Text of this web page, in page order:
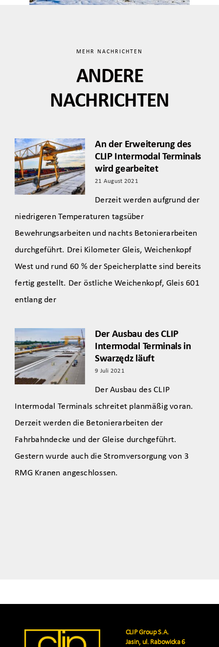
MEHR NACHRICHTEN
ANDERE
NACHRICHTEN
An der Erweiterung des
CLIP Intermodal Terminals
wird gearbeitet
21 August 2021
Derzeit werden aufgrund der
niedrigeren Temperaturen tagsüber
Bewehrungsarbeiten und nachts Betonierarbeiten
durchgeführt. Drei Kilometer Gleis, Weichenkopf
West und rund 60 % der Speicherplatte sind bereits
fertig gestellt. Der östliche Weichenkopf, Gleis 601
entlang der
Der Ausbau des CLIP
Intermodal Terminals in
Swarzędz läuft
9 Juli 2021
Der Ausbau des CLIP
Intermodal Terminals schreitet planmäßig voran.
Derzeit werden die Betonierarbeiten der
Fahrbahndecke und der Gleise durchgeführt.
Gestern wurde auch die Stromversorgung von 3
RMG Kranen angeschlossen.
CLIP Group S.A.
Jasin, ul. Rabowicka 6